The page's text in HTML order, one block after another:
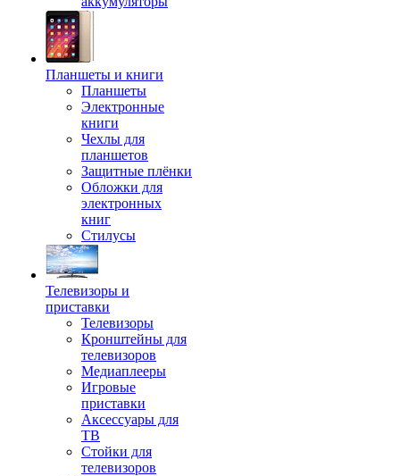
Планшеты и книги
Планшеты
Электронные
книги
Чехлы для
планшетов
Защитные плёнки
Обложки для
электронных
книг
Стилусы
Телевизоры и
приставки
Телевизоры
Кронштейны для
телевизоров
Медиаплееры
Игровые
приставки
Аксессуары для
ТВ
Стойки для
телевизоров